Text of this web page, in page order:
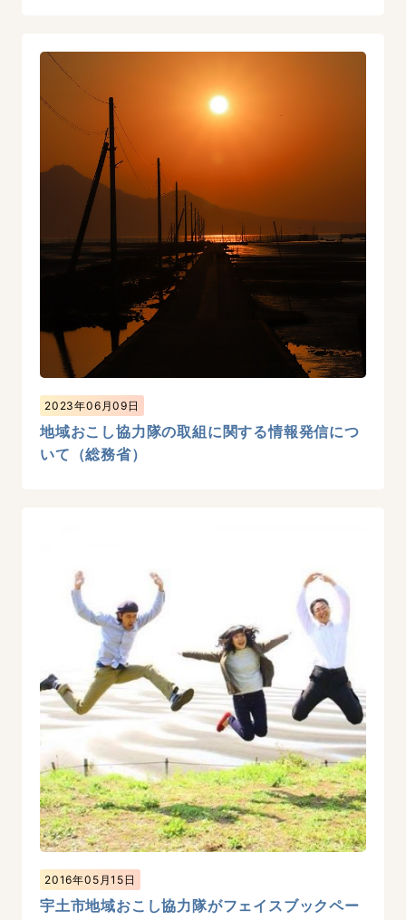
2023年06月09日
地域おこし協力隊の取組に関する情報発信につ
いて（総務省）
2016年05月15日
宇土市地域おこし協力隊がフェイスブックペー